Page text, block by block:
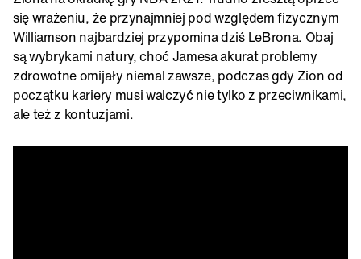
się wrażeniu, że przynajmniej pod względem fizycznym
Williamson najbardziej przypomina dziś LeBrona. Obaj
są wybrykami natury, choć Jamesa akurat problemy
zdrowotne omijały niemal zawsze, podczas gdy Zion od
początku kariery musi walczyć nie tylko z przeciwnikami,
ale też z kontuzjami.